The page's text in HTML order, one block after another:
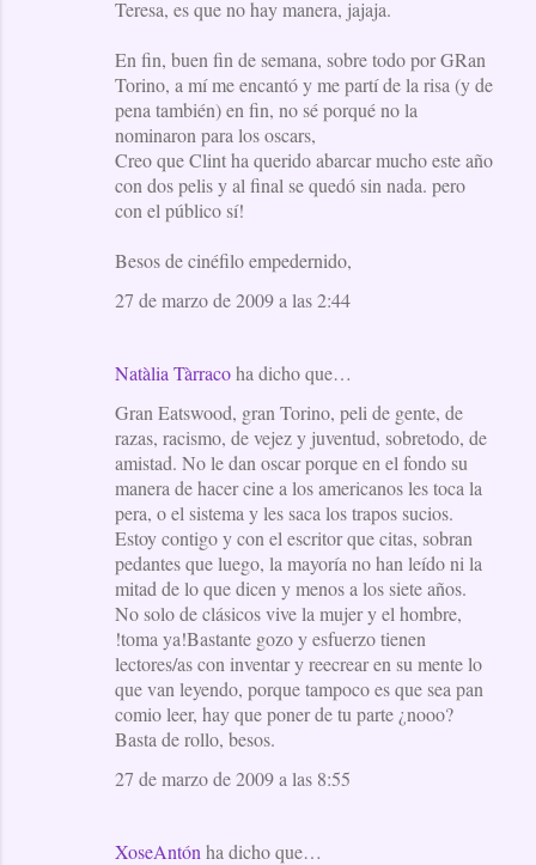
Teresa, es que no hay manera, jajaja.
En fin, buen fin de semana, sobre todo por GRan
Torino, a mí me encantó y me partí de la risa (y de
pena también) en fin, no sé porqué no la
nominaron para los oscars,
Creo que Clint ha querido abarcar mucho este año
con dos pelis y al final se quedó sin nada. pero
con el público sí!
Besos de cinéfilo empedernido,
27 de marzo de 2009 a las 2:44
Natàlia Tàrracoha dicho que…
Gran Eatswood, gran Torino, peli de gente, de
razas, racismo, de vejez y juventud, sobretodo, de
amistad. No le dan oscar porque en el fondo su
manera de hacer cine a los americanos les toca la
pera, o el sistema y les saca los trapos sucios.
Estoy contigo y con el escritor que citas, sobran
pedantes que luego, la mayoría no han leído ni la
mitad de lo que dicen y menos a los siete años.
No solo de clásicos vive la mujer y el hombre,
!toma ya!Bastante gozo y esfuerzo tienen
lectores/as con inventar y reecrear en su mente lo
que van leyendo, porque tampoco es que sea pan
comio leer, hay que poner de tu parte ¿nooo?
Basta de rollo, besos.
27 de marzo de 2009 a las 8:55
XoseAntón ha dicho que…